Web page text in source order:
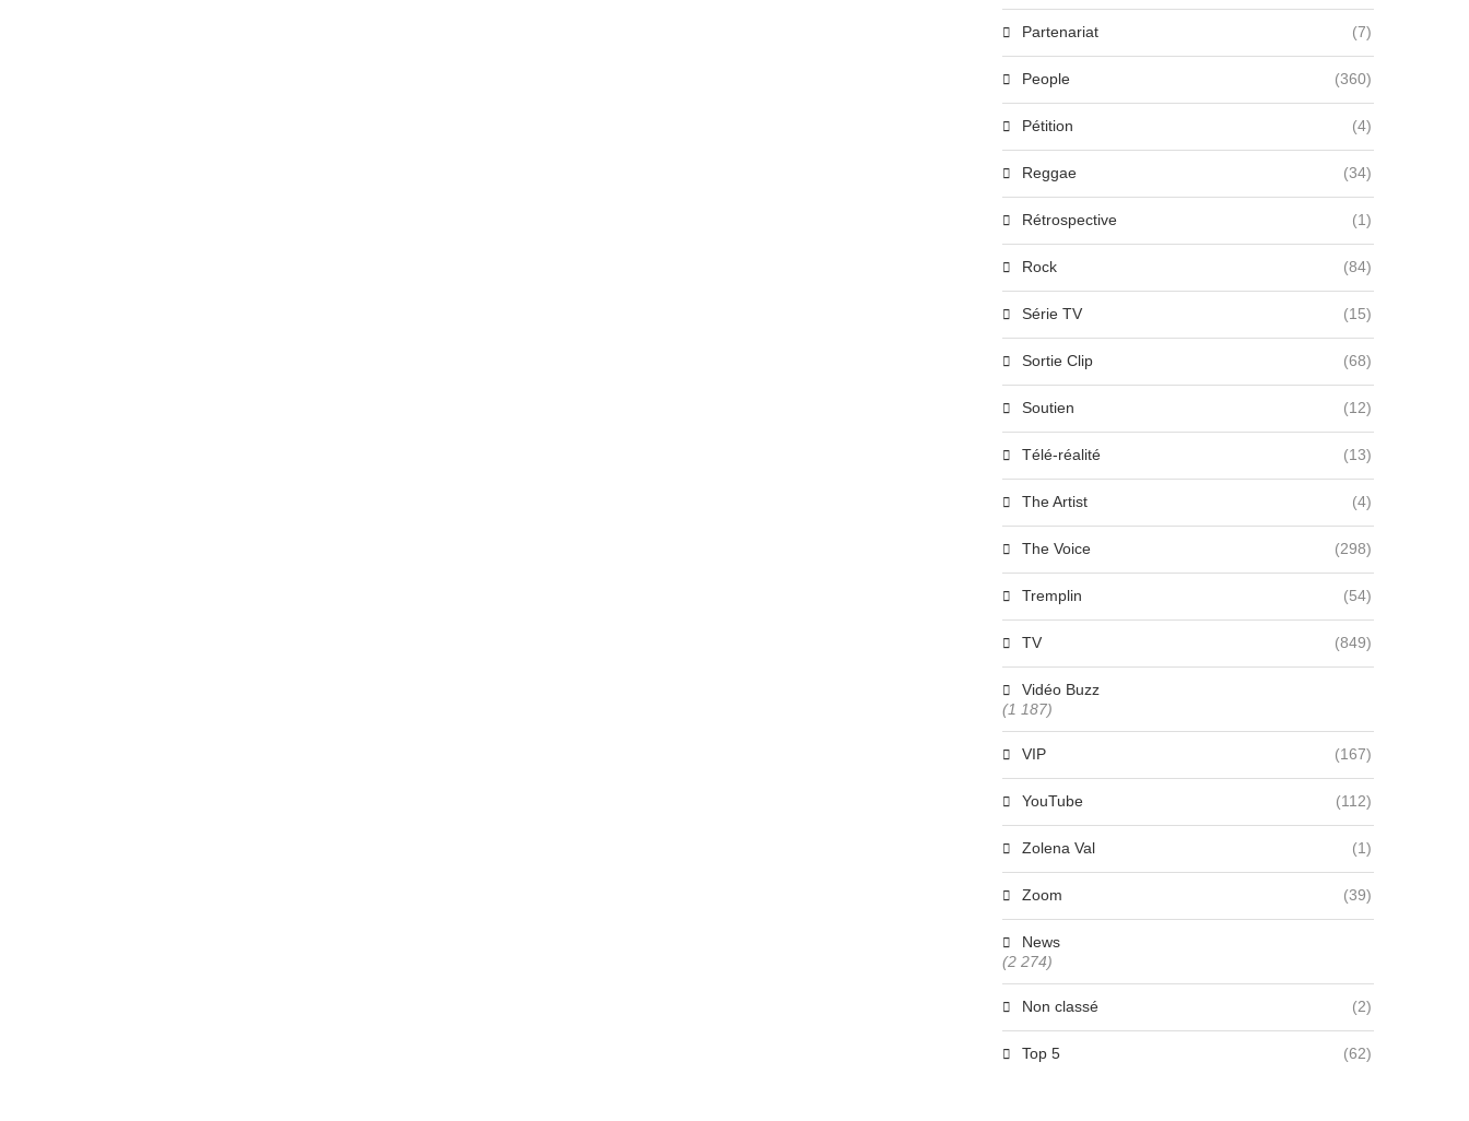
Partenariat (7)
People (360)
Pétition (4)
Reggae (34)
Rétrospective (1)
Rock (84)
Série TV (15)
Sortie Clip (68)
Soutien (12)
Télé-réalité (13)
The Artist (4)
The Voice (298)
Tremplin (54)
TV (849)
Vidéo Buzz
(1 187)
VIP (167)
YouTube (112)
Zolena Val (1)
Zoom (39)
News
(2 274)
Non classé (2)
Top 5 (62)